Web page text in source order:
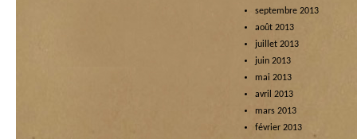
septembre 2013
août 2013
juillet 2013
juin 2013
mai 2013
avril 2013
mars 2013
février 2013